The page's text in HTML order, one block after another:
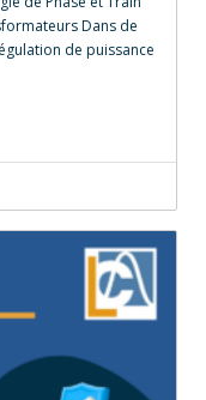
Dans de
de puissance